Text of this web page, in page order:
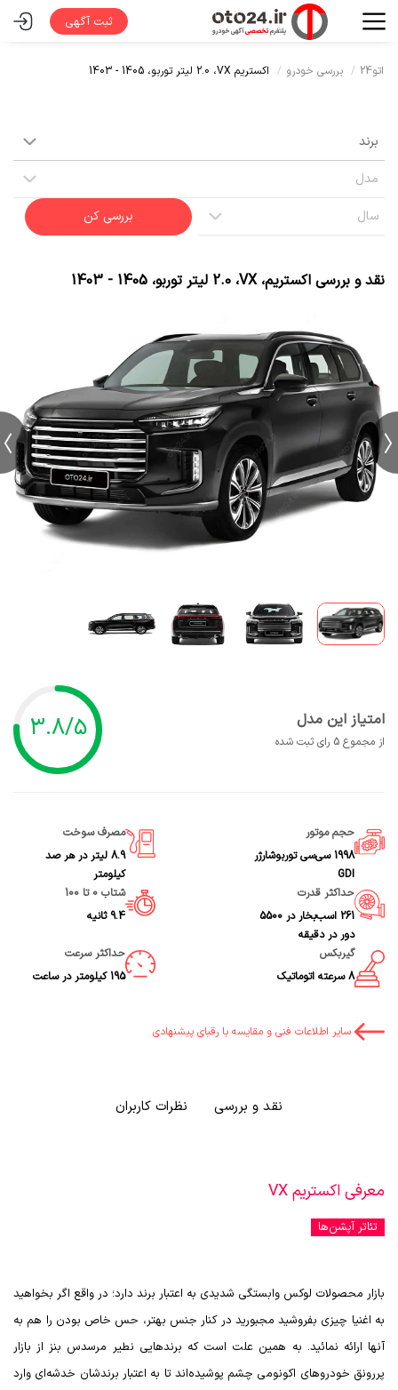
ثبت آگهی
اتو24 بررسی خودرو اکستریم VX، 2.0 لیتر توربو، 1405 - 1403
بررسی کن
نقد و بررسی اکستریم،VX، 2.0 لیتر توربو ، 1405 - 1403
امتیاز این مدل
از مجموع 5 رای ثبت شده 3.8/5
حجم موتور
1998 سی‌سی توربوشارژر
GDI
مصرف سوخت
8.9 لیتر در هر صد
کیلومتر
حداکثر قدرت
261 اسب‌بخار در 5500
دور در دقیقه
شتاب 0 تا 100
9.4 ثانیه
گیربکس
8 سرعته اتوماتیک
حداکثر سرعت
195 کیلومتر در ساعت
سایر اطلاعات فنی و مقایسه با رقبای پیشنهادی
نقد و بررسی نظرات کاربران
معرفی اکستریم VX
تئاتر آپشن‌ها
بازار محصولات لوکس وابستگی شدیدی به اعتبار برند دارد؛ در واقع اگر بخواهید
به اغنیا چیزی بفروشید مجبورید در کنار جنس بهتر، حس خاص بودن را هم به
آنها ارائه نمائید. به همین علت است که برندهایی نطیر مرسدس بنز از بازار
پررونق خودروهای اکونومی چشم پوشیده‌اند تا به اعتبار برندشان خدشه‌ای وارد